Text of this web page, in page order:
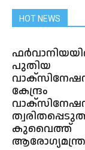
HOT NEWS
പുതിയ
കേന്ദ്രം
കുവൈത്ത്‌